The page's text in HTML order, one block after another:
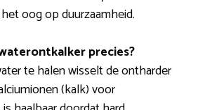
oog op duurzaamheid.
precies?
te halen wisselt de ontharder
(kalk) voor